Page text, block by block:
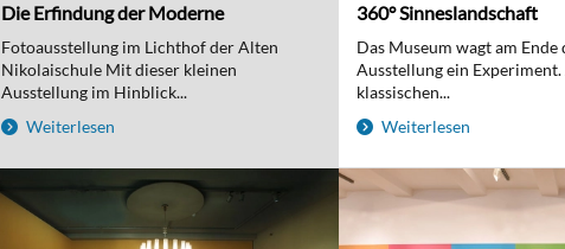
Die Erfindung der Moderne
Fotoausstellung im Lichthof der Alten
Nikolaischule Mit dieser kleinen
Ausstellung im Hinblick...
Weiterlesen
360° Sinneslandschaft
Das Museum wagt am Ende
Ausstellung ein
klassischen...
Weiterlesen